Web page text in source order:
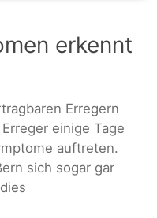
erkennt
Erregern
einige Tage
auftreten.
sich sogar gar